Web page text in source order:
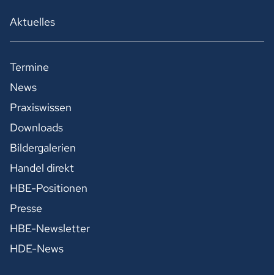
Aktuelles
Termine
News
Praxiswissen
Downloads
Bildergalerien
Handel direkt
HBE-Positionen
Presse
HBE-Newsletter
HDE-News